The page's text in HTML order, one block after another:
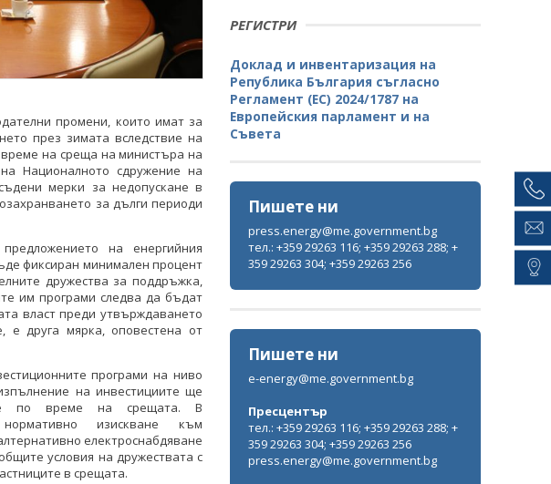
промени, които имат за
през зимата вследствие на
на среща на министъра на
Националното сдружение на
мерки за недопускане в
за дълги периоди
на енергийния
фиксиран минимален процент
дружества за поддръжка,
им програми следва да бъдат
власт преди утвърждаването
е друга мярка, оповестена от
програми на ниво
на инвестициите ще
по време на срещата. В
изискване към
електроснабдяване
условия на дружествата с
в срещата.
РЕГИСТРИ
Доклад и инвентаризация на
Република България съгласно
Регламент (ЕС) 2024/1787 на
Европейския парламент и на
Съвета
Пишете ни
press.energy@me.government.bg
тел.: +359 29263 116; +359 29263 288; +
359 29263 304; +359 29263 256
Пишете ни
e-energy@me.government.bg
Пресцентър
тел.: +359 29263 116; +359 29263 288; +
359 29263 304; +359 29263 256
press.energy@me.government.bg